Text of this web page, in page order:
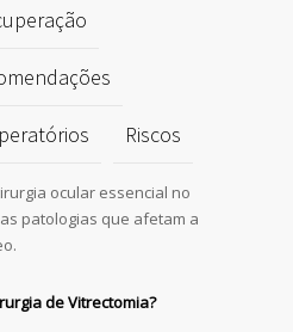
Riscos
ocular essencial no
patologias que afetam a
de Vitrectomia?